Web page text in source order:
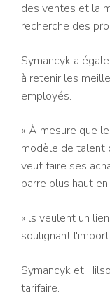
des ventes et la
recherche des
Symancyk a
à retenir les
employés.
« À mesure que
modèle de talent
veut faire ses
barre plus haut
«Ils veulent un
soulignant
Symancyk et
tarifaire.